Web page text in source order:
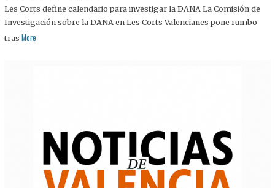
Les Corts define calendario para investigar la DANA La Comisión de
Investigación sobre la DANA en Les Corts Valencianes pone rumbo
tras More